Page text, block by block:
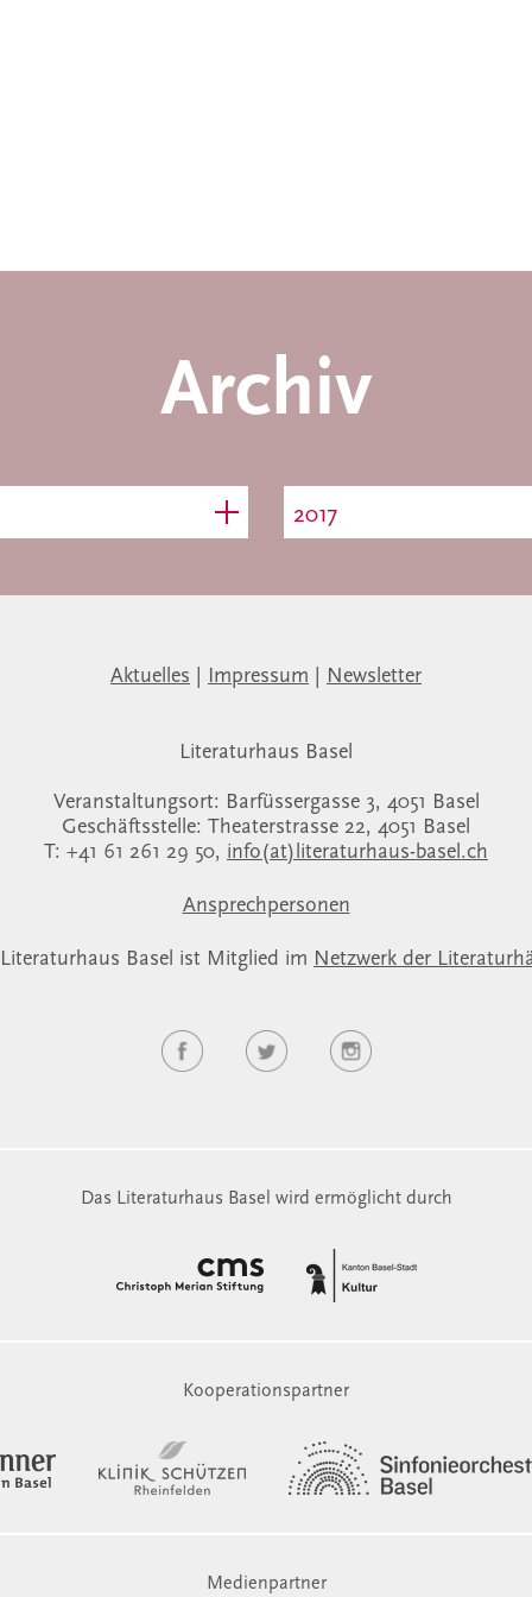
Archiv
2017
Aktuelles Impressum Newsletter
Literaturhaus Basel
Veranstaltungsort: Barfüssergasse 3, 4051 Basel
Geschäftsstelle: Theaterstrasse 22, 4051 Basel
T: +41 61 261 29 50, info(at)literaturhaus-basel.ch
Ansprechpersonen
Basel ist Mitglied im Netzwerk der
Das Literaturhaus Basel wird ermöglicht durch
Kooperationspartner
Medienpartner